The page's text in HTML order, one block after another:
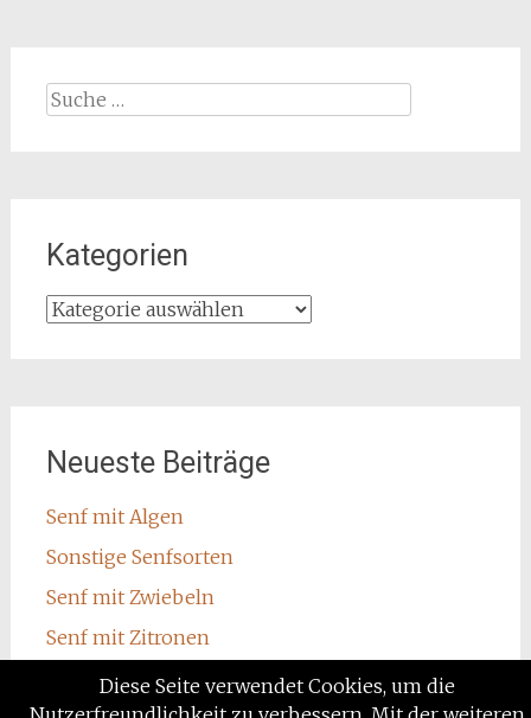
Suche
Kategorien
Kategorien
Neueste Beiträge
Senf mit Algen
Sonstige Senfsorten
Senf mit Zwiebeln
Senf mit Zitronen
Senf mit Wodka
Diese Seite verwendet Cookies, um die